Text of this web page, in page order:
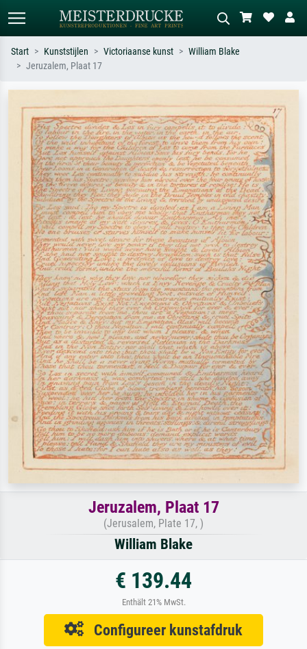
Monet, Sterrennacht, impressionisme,
Hokusai-golf, naakt.
weide, abstract met veel rood, donker
olieverfschilderij, staand naakt naast
een boom.
Start Kunststijlen Victoriaanse kunst
William Blake
Jeruzalem, Plaat 17
Jeruzalem, Plaat 17
(Jerusalem, Plate 17, )
William Blake
€ 139.44
Enthält 21% MwSt.
Configureer kunstafdruk